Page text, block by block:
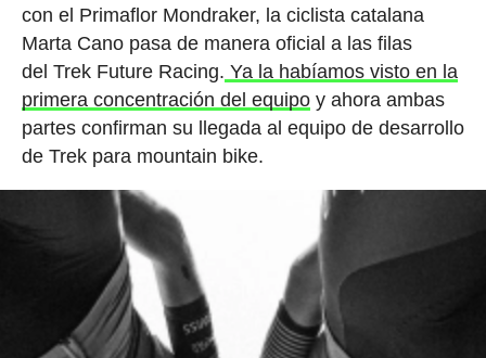
con el Primaflor Mondraker, la ciclista catalana
Marta Cano pasa de manera oficial a las filas
del Trek Future Racing. Ya la habíamos visto en la
primera concentración del equipoy ahora ambas
partes confirman su llegada al equipo de desarrollo
de Trek para mountain bike.